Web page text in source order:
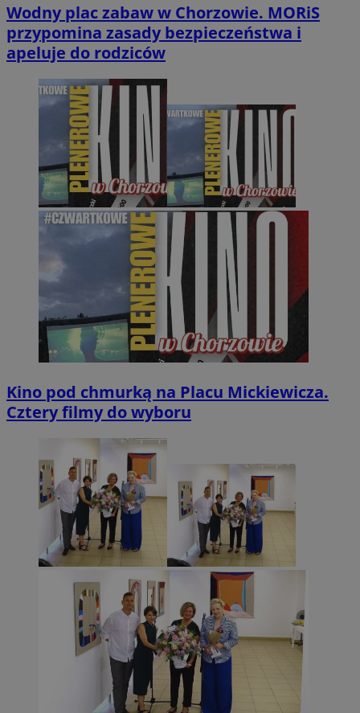
Wodny plac zabaw w Chorzowie. MORiS
przypomina zasady bezpieczeństwa i
apeluje do rodziców
Kino pod chmurką na Placu Mickiewicza.
Cztery filmy do wyboru